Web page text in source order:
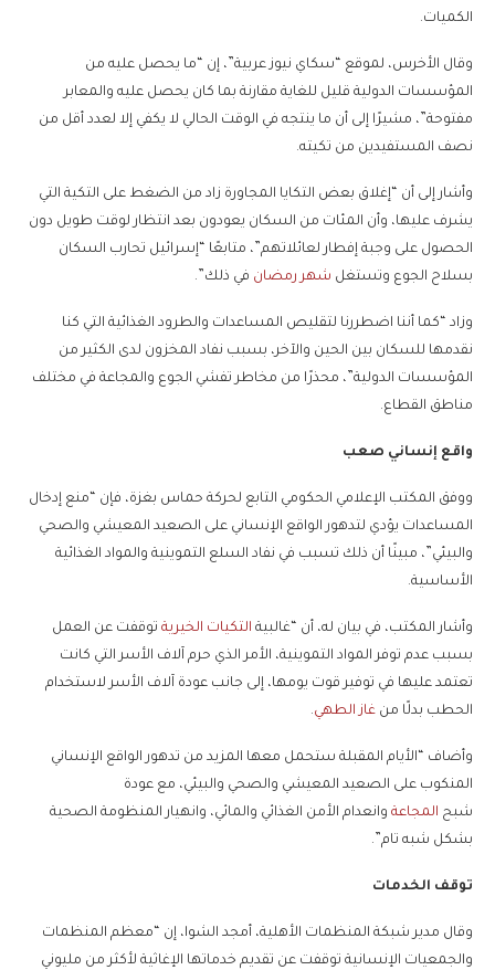
الكميات.
وقال الأخرس، لموقع “سكاي نيوز عربية”، إن “ما يحصل عليه من
المؤسسات الدولية قليل للغاية مقارنة بما كان يحصل عليه والمعابر
مفتوحة”، مشيرًا إلى أن ما ينتجه في الوقت الحالي لا يكفي إلا لعدد أقل من
نصف المستفيدين من تكيته.
وأشار إلى أن “إغلاق بعض التكايا المجاورة زاد من الضغط على التكية التي
يشرف عليها، وأن المئات من السكان يعودون بعد انتظار لوقت طويل دون
الحصول على وجبة إفطار لعائلاتهم”، متابعًا “إسرائيل تحارب السكان
بسلاح الجوع وتستغل شهر رمضان في ذلك”.
وزاد “كما أننا اضطررنا لتقليص المساعدات والطرود الغذائية التي كنا
نقدمها للسكان بين الحين والآخر، بسبب نفاد المخزون لدى الكثير من
المؤسسات الدولية”، محذرًا من مخاطر تفشي الجوع والمجاعة في مختلف
مناطق القطاع.
واقع إنساني صعب
ووفق المكتب الإعلامي الحكومي التابع لحركة حماس بغزة، فإن “منع إدخال
المساعدات يؤدي لتدهور الواقع الإنساني على الصعيد المعيشي والصحي
والبيئي”، مبينًا أن ذلك تسبب في نفاد السلع التموينية والمواد الغذائية
الأساسية.
وأشار المكتب، في بيان له، أن “غالبية التكيات الخيرية توقفت عن العمل
بسبب عدم توفر المواد التموينية، الأمر الذي حرم آلاف الأسر التي كانت
تعتمد عليها في توفير قوت يومها، إلى جانب عودة آلاف الأسر لاستخدام
الحطب بدلًا من غاز الطهي.
وأضاف “الأيام المقبلة ستحمل معها المزيد من تدهور الواقع الإنساني
المنكوب على الصعيد المعيشي والصحي والبيئي، مع عودة
شبح المجاعة وانعدام الأمن الغذائي والمائي، وانهيار المنظومة الصحية
بشكل شبه تام”.
توقف الخدمات
وقال مدير شبكة المنظمات الأهلية، أمجد الشوا، إن “معظم المنظمات
والجمعيات الإنسانية توقفت عن تقديم خدماتها الإغاثية لأكثر من مليوني